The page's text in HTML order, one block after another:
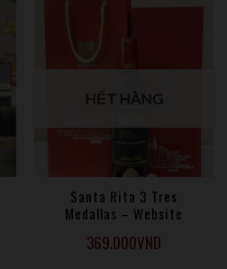
HẾT HÀNG
Santa Rita 3 Tres
Medallas – Website
369.000VND